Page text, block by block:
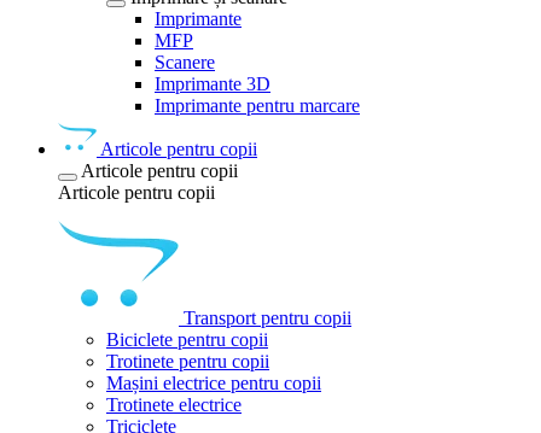
Imprimante
MFP
Scanere
Imprimante 3D
Imprimante pentru marcare
Articole pentru copii
Articole pentru copii
Articole pentru copii
Transport pentru copii
Biciclete pentru copii
Trotinete pentru copii
Mașini electrice pentru copii
Trotinete electrice
Triciclete